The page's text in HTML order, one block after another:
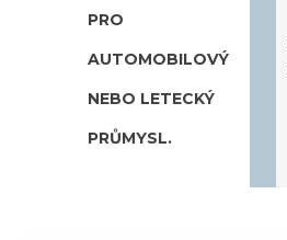
PRO
AUTOMOBILOVÝ
NEBO LETECKÝ
PRŮMYSL.